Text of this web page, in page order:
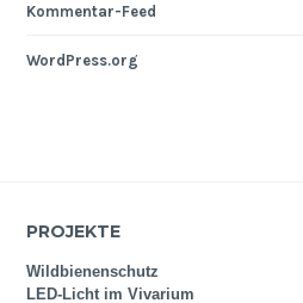
Kommentar-Feed
WordPress.org
PROJEKTE
Wildbienenschutz
LED-Licht im Vivarium